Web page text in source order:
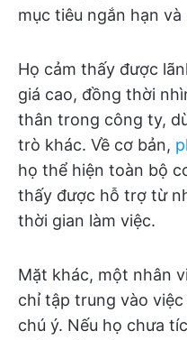
mục tiêu ngắn hạn và
Họ cảm thấy được
giá cao, đồng thời
thân trong công ty,
trò khác. Về cơ bản,
họ thể hiện toàn bộ
thấy được hỗ trợ từ
thời gian làm việc.
Mặt khác, một nhân
chỉ tập trung vào
chú ý. Nếu họ chưa